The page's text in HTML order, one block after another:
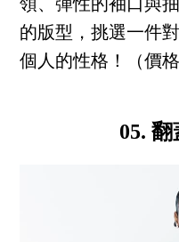
領、彈性的袖口與
的版型，挑選一件
個人的性格！（價格
05.